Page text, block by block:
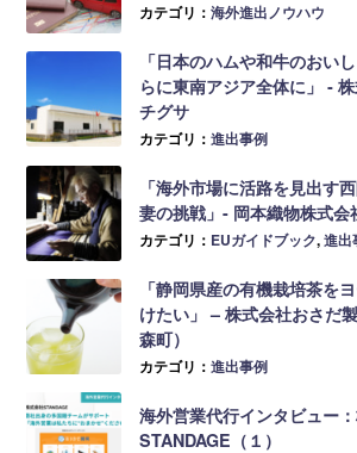
カテゴリ：海外進出ノウハウ
「日本のハムや和牛のおい
らに東南アジア全体に」 ‐
チグサ
カテゴリ：進出事例
「海外市場に活路を見出す
妻の挑戦」- 岡本織物株式会
カテゴリ： EUガイドブック,進出
「静岡県産の有機栽培茶を
けたい」 – 株式会社おさだ
森町）
カテゴリ：進出事例
海外営業代行インタビュー
STANDAGE（１）